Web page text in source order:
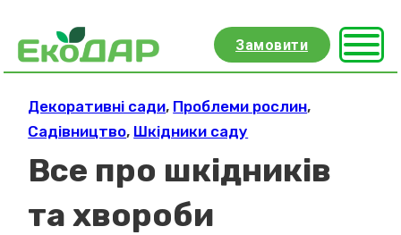
Замовити
Декоративні сади, Проблеми рослин,
Садівництво, Шкідники саду
Все про шкідників
та хвороби